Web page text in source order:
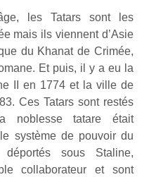
les Tatars sont les
mais ils viennent d’Asie
du Khanat de Crimée,
Et puis, il y a eu la
II en 1774 et la ville de
Ces Tatars sont restés
noblesse tatare était
système de pouvoir du
sous Staline,
collaborateur et sont